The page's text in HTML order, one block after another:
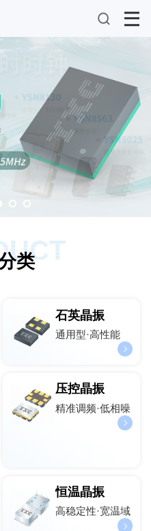
类
石英晶振
通用型·高性能
压控晶振
精准调频·低相噪
恒温晶振
高稳定性·宽温域